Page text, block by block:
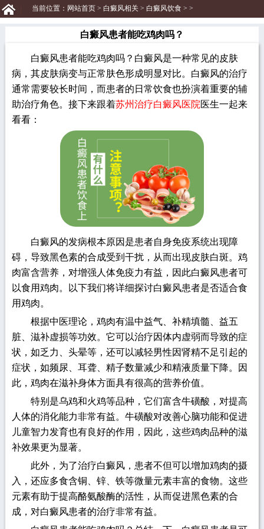
当前位置： 网站首页> 白癜风相关> 白癜风饮食> >
白癜风患者能吃鸡肉吗？
白癜风患者能吃鸡肉吗？白癜风是一种常见的皮肤
病，其皮肤病变与正常肤色形成明显对比。白癜风的治疗
通常需要较长时间，而患者的日常饮食也扮演着重要的辅
助治疗角色。接下来跟着苏州治疗白癜风医院医生一起来
看看：
白癜风的发病根本原因是患者自身免疫系统出现障
碍，导致黑色素的合成受到干扰，从而出现皮肤白斑。鸡
肉富含营养，对增强人体免疫力有益，因此白癜风患者可
以食用鸡肉。以下我们将详细探讨白癜风患者是否适合食
用鸡肉。
根据中医理论，鸡肉有温中益气、补精填髓、益五
脏、滋补虚损等功效。它可以治疗因体内虚弱而导致的症
状，如乏力、头晕等，还可以减轻男性因肾精不足引起的
症状，如频尿、耳聋、精子数量减少和精液质量下降。因
此，鸡肉在滋补身体方面具有很高的营养价值。
特别是乌鸡和火鸡等品种，它们富含牛磺酸，对提高
人体的消化能力非常有益。牛磺酸对改善心脑功能和促进
儿童智力发育也有良好的作用，因此，这些鸡肉品种的滋
补效果更为显著。
此外，为了治疗白癜风，患者不但可以增加鸡肉的摄
入，还应多食含铜、锌、铁等微量元素丰富的食物。这些
元素有助于提高酪氨酸酶的活性，从而促进黑色素的合
成，对白癜风患者的治疗非常有益。